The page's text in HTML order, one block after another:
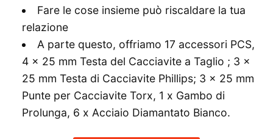
Fare le cose insieme può riscaldare la tua
relazione
A parte questo, offriamo 17 accessori PCS,
4 x 25 mm Testa del Cacciavite a Taglio ; 3 x
25 mm Testa di Cacciavite Phillips; 3 x 25 mm
Punte per Cacciavite Torx, 1 x Gambo di
Prolunga, 6 x Acciaio Diamantato Bianco.